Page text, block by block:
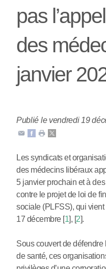
pas
des
janvier
Publié le vendredi 19
Les syndicats et
des médecins libéraux
5 janvier prochain et à
contre le projet de loi de
sociale (PLFSS), qui vient
17 décembre[1], [2].
Sous couvert de défendre
de santé, ces